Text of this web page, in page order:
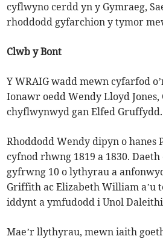
cyflwyno cerdd yn y Gymraeg,
rhoddodd gyfarchion y tymor
Clwb y Bont
Y WRAIG wadd mewn cyfarfod
Ionawr oedd Wendy Lloyd Jones,
chyflwynwyd gan Elfed Gruffydd.
Rhoddodd Wendy dipyn o hanes
cyfnod rhwng 1819 a 1830.
gyfrwng 10 o lythyrau a
Griffith ac Elizabeth William a’u
iddynt a ymfudodd i Unol
Mae’r llythyrau, mewn iaith